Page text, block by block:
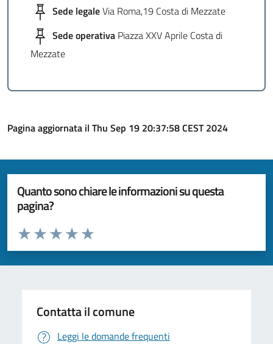
Sede legaleVia Roma,19 Costa di Mezzate
Sede operativa Piazza XXV Aprile Costa di
Mezzate
Pagina aggiornata il Thu Sep 19 20:37:58 CEST 2024
Quanto sono chiare le informazioni su questa
pagina?
Valuta da 1 a 5 stelle la pagina
Valuta 5 stelle su 5
Valuta 4 stelle su 5
Valuta 3 stelle su 5
Valuta 2 stelle su 5
Valuta 1 stelle su 5
Contatta il comune
Leggi le domande frequenti